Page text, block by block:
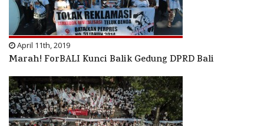
April 11th, 2019
Marah! ForBALI Kunci Balik Gedung DPRD Bali